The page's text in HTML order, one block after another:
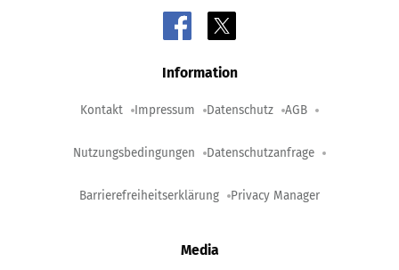
Information
Kontakt Impressum Datenschutz AGB
Nutzungsbedingungen Datenschutzanfrage
Barrierefreiheitserklärung Privacy Manager
Media